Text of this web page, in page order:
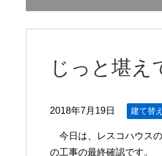
じっと堪え
2018年7月19日 建て替え
今日は、レスコハウス
の工事の最終確認です。